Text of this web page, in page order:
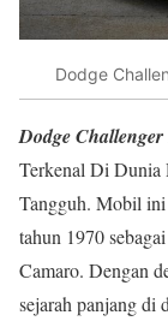
Dodge
Dodge Challenger
Terkenal Di Dunia
Tangguh. Mobil ini
tahun 1970
Camaro. Dengan
sejarah panjang di